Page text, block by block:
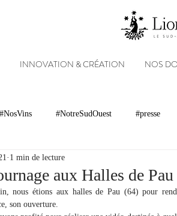
INNOVATION & CRÉATION NOS
#NosVins #NotreSudOuest #presse
Vins Armagnacs
Evénements
aux Halles de
1 min de lecture
nous étions aux halles de Pau (64) pour
son ouverture.